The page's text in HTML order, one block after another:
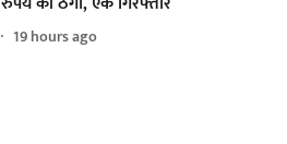
19 hours ago